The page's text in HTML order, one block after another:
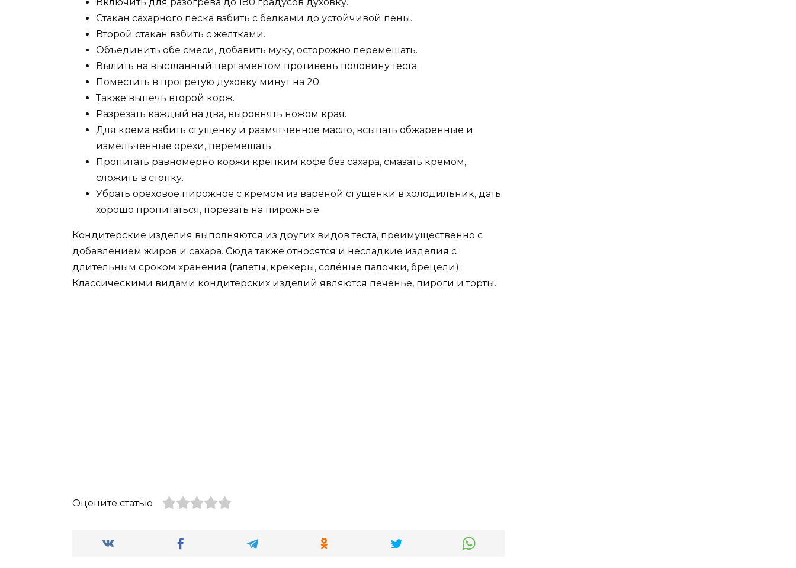
Стакан сахарного песка взбить с белками до устойчивой пены.
Второй стакан взбить с желтками.
Объединить обе смеси, добавить муку, осторожно перемешать.
Вылить на выстланный пергаментом противень половину теста.
Поместить в прогретую духовку минут на 20.
Также выпечь второй корж.
Разрезать каждый на два, выровнять ножом края.
Для крема взбить сгущенку и размягченное масло, всыпать обжаренные и
измельченные орехи, перемешать.
Пропитать равномерно коржи крепким кофе без сахара, смазать кремом,
сложить в стопку.
Убрать ореховое пирожное с кремом из вареной сгущенки в холодильник, дать
хорошо пропитаться, порезать на пирожные.
Кондитерские изделия выполняются из других видов теста, преимущественно с
добавлением жиров и сахара. Сюда также относятся и несладкие изделия с
длительным сроком хранения (галеты, крекеры, солёные палочки, брецели).
Классическими видами кондитерских изделий являются печенье, пироги и торты.
Оцените статью